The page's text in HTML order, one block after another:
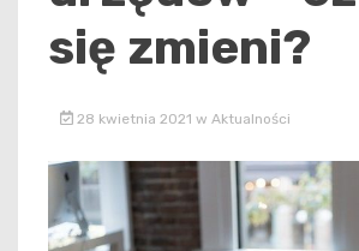
się zmieni?
28 kwietnia 2021 w Aktualności